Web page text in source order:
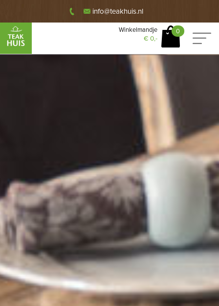
info@teakhuis.nl
0
Winkelmandje
€ 0,-